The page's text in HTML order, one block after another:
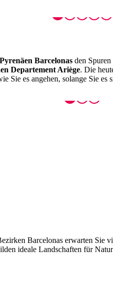
Pyrenäen Barcelonas den
Departement Ariège. Die
Sie es angehen, solange Sie es
Barcelonas erwarten Sie
ideale Landschaften für